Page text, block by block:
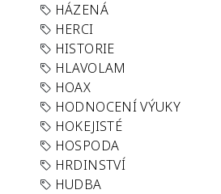
HÁZENÁ
HERCI
HISTORIE
HLAVOLAM
HOAX
HODNOCENÍ VÝUKY
HOKEJISTÉ
HOSPODA
HRDINSTVÍ
HUDBA